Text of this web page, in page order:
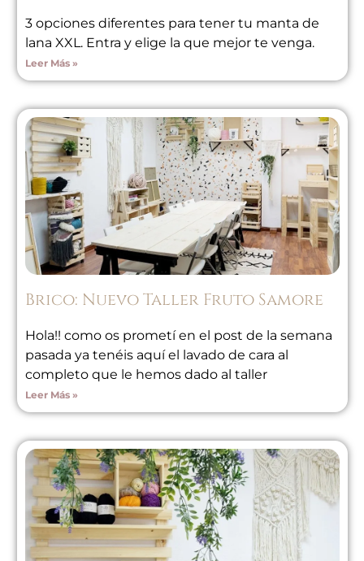
3 opciones diferentes para tener tu manta de
lana XXL. Entra y elige la que mejor te venga.
Leer Más »
Brico: Nuevo Taller Fruto Samore
Hola!! como os prometí en el post de la semana
pasada ya tenéis aquí el lavado de cara al
completo que le hemos dado al taller
Leer Más »